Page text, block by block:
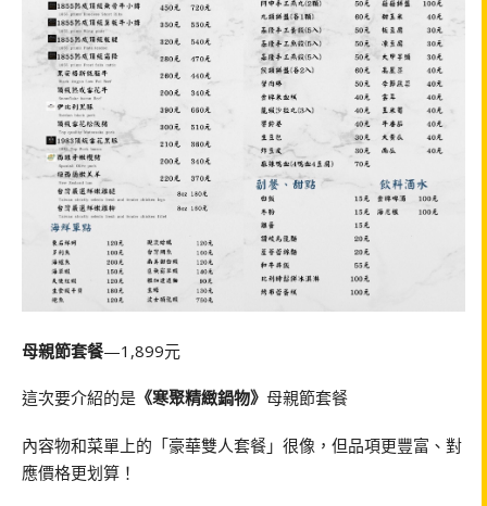
母親節套餐—1,899元
這次要介紹的是 《寒聚精緻鍋物》 母親節套餐
內容物和菜單上的「豪華雙人套餐」很像，但品項更豐富、對
應價格更划算！